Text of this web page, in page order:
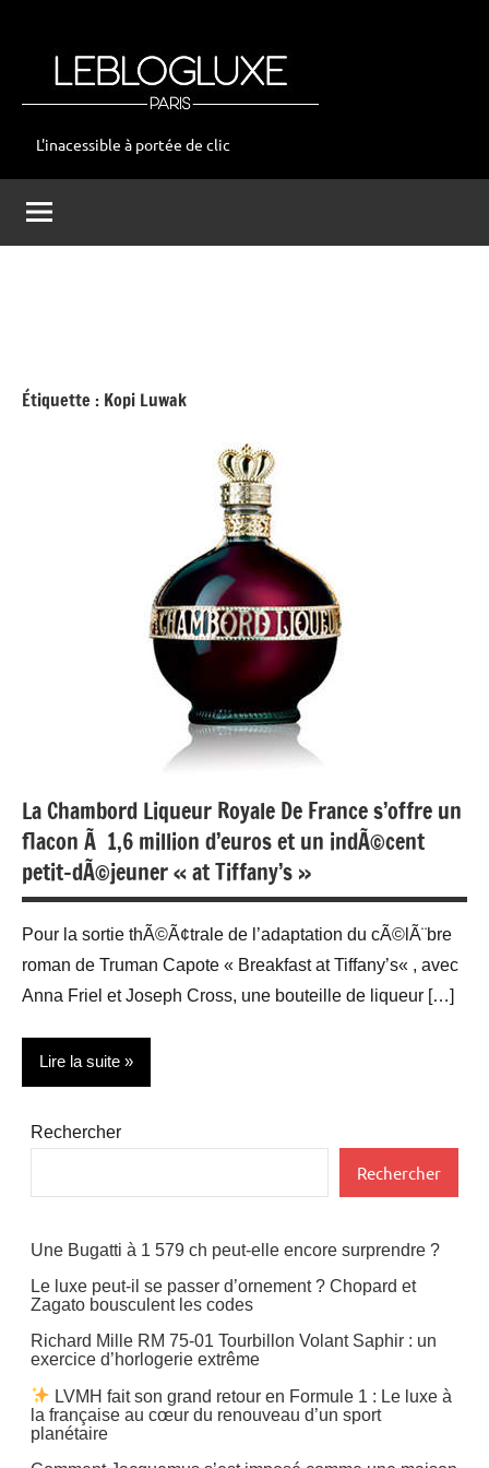
leblogluxe
L'inacessible à portée de clic
Étiquette : Kopi Luwak
La Chambord Liqueur Royale De France s’offre un
flacon Ã 1,6 million d’euros et un indÃ©cent
petit-dÃ©jeuner « at Tiffany’s »
Pour la sortie thÃ©Ã¢trale de l’adaptation du cÃ©lÃ¨bre
roman de Truman Capote « Breakfast at Tiffany’s« , avec
Anna Friel et Joseph Cross, une bouteille de liqueur […]
Lire la suite
Actualité
Déco
Design
Evenements
Gastronomie
People
Rechercher
Rechercher
Une Bugatti à 1 579 ch peut-elle encore surprendre ?
Le luxe peut-il se passer d’ornement ? Chopard et
Zagato bousculent les codes
Richard Mille RM 75-01 Tourbillon Volant Saphir : un
exercice d’horlogerie extrême
LVMH fait son grand retour en Formule 1 : Le luxe à
la française au cœur du renouveau d’un sport
planétaire